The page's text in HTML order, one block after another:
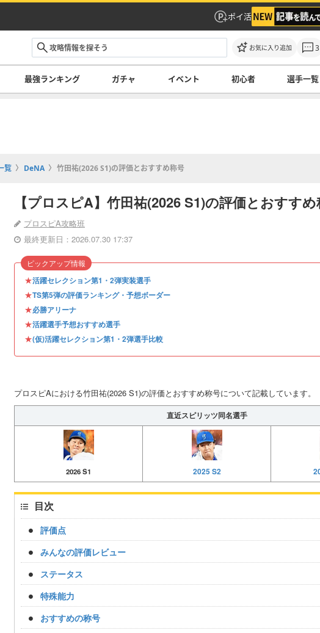
ポイ活
お気に入り追加 3
最強ランキング ガチャ イベント 初心者 選手一覧
覧 DeNA 竹田祐(2026 S1)の評価とおすすめ称号
【プロスピA】竹田祐(2026 S1)の評価とおすす
プロスピA攻略班
最終更新日：2026.07.30 17:37
★活躍セレクション第1・2弾実装選手
★TS第5弾の評価ランキング・予想ボーダー
★必勝アリーナ
★活躍選手予想おすすめ選手
★(仮)活躍セレクション第1・2弾選手比較
ピックアップ情報
プロスピAにおける竹田祐(2026 S1)の評価とおすすめ称号について記載しています。
直近スピリッツ同名選手
2026 S1 2025 S2
目次
評価点
みんなの評価レビュー
ステータス
特殊能力
おすすめの称号